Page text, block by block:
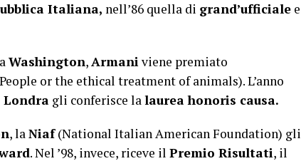
Italiana, nell’86 quella di grand’ufficiale e
Washington,Armaniviene premiato
or the ethical treatment of animals). L’anno
Londra gli conferisce lalaurea honoris causa.
, laNiaf(National Italian American Foundation) gli
. Nel ’98, invece, riceve il Premio Risultati, il